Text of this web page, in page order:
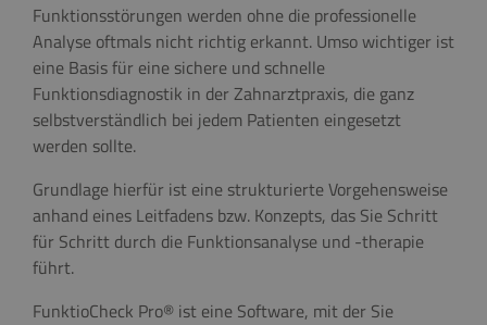
Funktionsstörungen werden ohne die professionelle
Analyse oftmals nicht richtig erkannt. Umso wichtiger ist
eine Basis für eine sichere und schnelle
Funktionsdiagnostik in der Zahnarztpraxis, die ganz
selbstverständlich bei jedem Patienten eingesetzt
werden sollte.
Grundlage hierfür ist eine strukturierte Vorgehensweise
anhand eines Leitfadens bzw. Konzepts, das Sie Schritt
für Schritt durch die Funktionsanalyse und -therapie
führt.
FunktioCheck Pro® ist eine Software, mit der Sie